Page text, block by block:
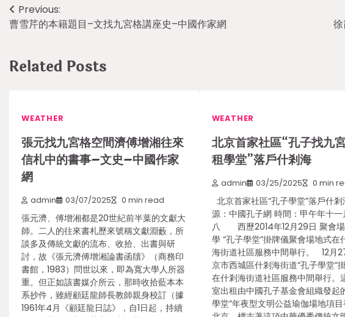
Post
navigation
Previous:
曹雪芹的本籍題目–文找九宮格講座史–中國作家網
Related Posts
WEATHER
張元找九宮格空間濟傅增湘往來
信札中的書事–文史–中國作家
網
admin 03/07/2025 0 min read
張元濟、傅增湘都是20世紀前半葉的文獻大
師。二人的往來書札歷來號稱文獻淵藪，所
談多及傳統文獻的流布、收拾、出書與研
討，故《張元濟傅增湘論書函牘》（商務印
書館，1983）問世以來，即為寬大學人所器
重。但正如該書媒介所云，那時收拾藍本本
系抄件，雖經顧廷龍師長教師親身校訂（據
1961年4月《顧廷龍日誌》，自1日起，持續
WEATHER
北京首家社區“孔子找九
租學堂”落戶什剎海
admin 03/25/2025 0 min
北京首家社區“孔子學堂”落戶什剎
源：中國孔子網 時間：甲午年十一
八 西歷2014年12月29日 聚會
學 “孔子學堂”掛牌儀聚會場地式在
海街道社區服務中間舉行。 12月
京市西城區什剎海街道“孔子學堂”
在什剎海街道社區服務中間舉行。
室出租由中國孔子基金會組織發起
學堂”年夜型文明公益瑜伽場地項